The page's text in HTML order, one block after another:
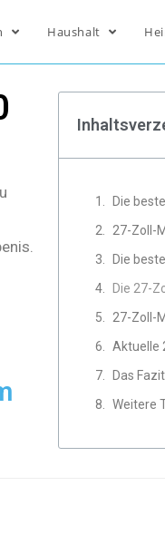
Haushalt
Die 27-